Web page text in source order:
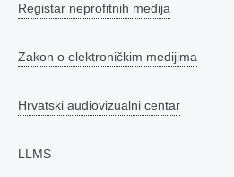
Registar neprofitnih medija
Zakon o elektroničkim medijima
Hrvatski audiovizualni centar
LLMS